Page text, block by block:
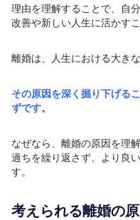
理由を理解することで、自
改善や新しい人生に活かす
離婚は、人生における大き
その原因を深く掘り下げる
ずです。
なぜなら、離婚の原因を理
過ちを繰り返さず、より良
す。
考えられる離婚の